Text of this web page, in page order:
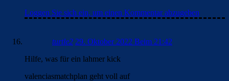
Loggen Sie sich ein, um einen Kommentar abzugeben
turtle2 29. Oktober 2022 Beim 21:42
Hilfe, was für ein lahmer kick
valenciasmatchplan geht voll auf